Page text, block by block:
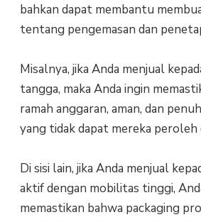
bahkan dapat membantu
tentang pengemasan dan
Misalnya, jika Anda menjual
tangga, maka Anda ingin
ramah anggaran, aman, dan
yang tidak dapat mereka
Di sisi lain, jika Anda menjual
aktif dengan mobilitas tinggi,
memastikan bahwa packaging